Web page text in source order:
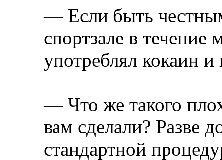
— Если быть
спортзале в
употреблял кокаин
— Что же такого
вам сделали? Разве
стандартной